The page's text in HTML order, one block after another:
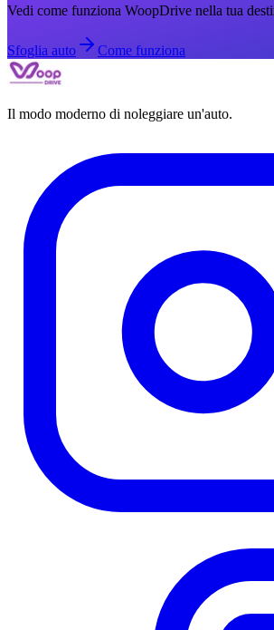
Vedi come funziona WoopDrive nella tua
Sfoglia auto Come funziona
Il modo moderno di noleggiare un'auto.